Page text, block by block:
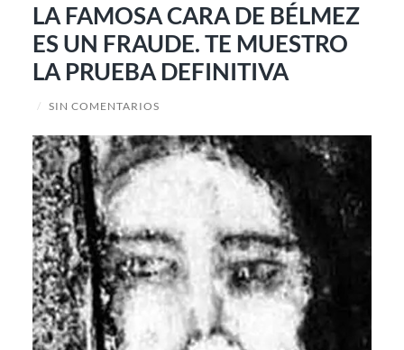
LA FAMOSA CARA DE BÉLMEZ
ES UN FRAUDE. TE MUESTRO
LA PRUEBA DEFINITIVA
/ SIN COMENTARIOS